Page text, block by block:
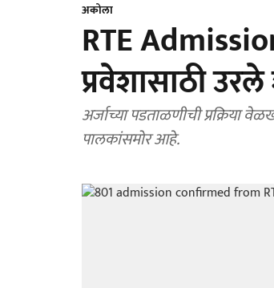
अकोला
RTE
प्रवेशासाठी
अर्जाच्या पडताळणीची प्रक्रिया
पालकांसमोर आहे.